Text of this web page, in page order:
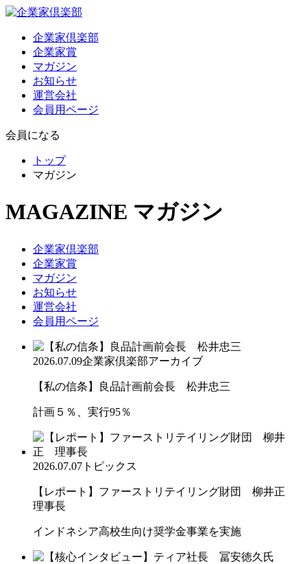
企業家倶楽部
企業家賞
マガジン
お知らせ
運営会社
会員用ページ
会員になる
トップ
マガジン
MAGAZINE マガジン
企業家倶楽部
企業家賞
マガジン
お知らせ
運営会社
会員用ページ
2026.07.09企業家倶楽部アーカイブ
【私の信条】良品計画前会長 松井忠三
計画５％、実行95％
2026.07.07 トピックス
【レポート】ファーストリテイリング財団 柳井正
理事長
インドネシア高校生向け奨学金事業を実施